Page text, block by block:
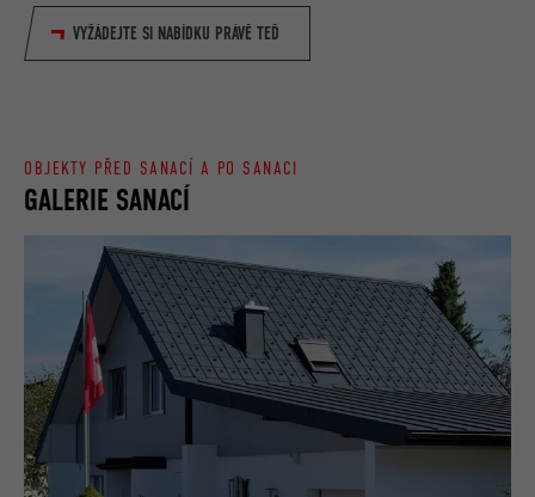
VYŽÁDEJTE SI NABÍDKU PRÁVĚ TEĎ
GALERIE SANACÍ
OBJEKTY PŘED SANACÍ A PO SANACI